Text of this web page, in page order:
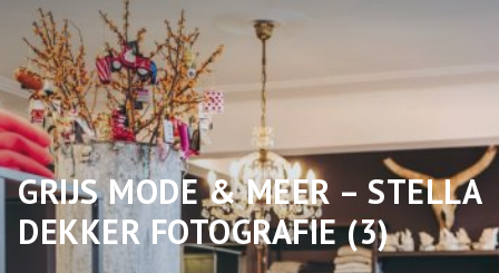
GRIJS MODE & MEER – STELLA
DEKKER FOTOGRAFIE (3)